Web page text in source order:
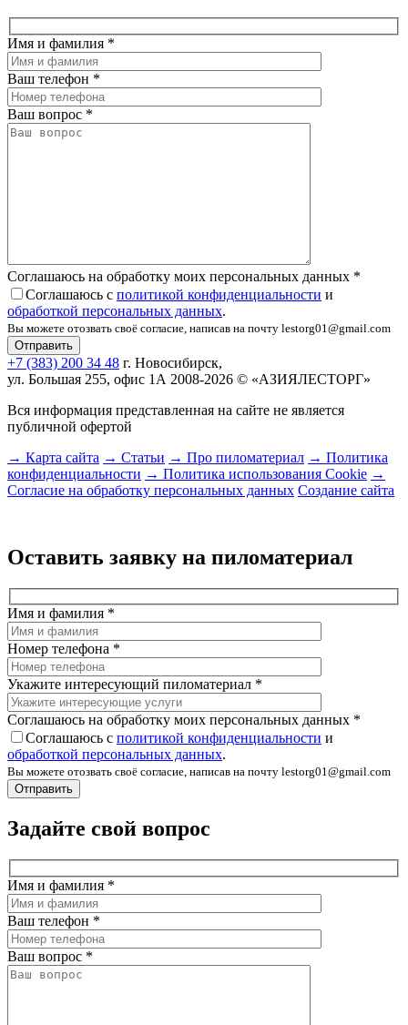
Имя и фамилия *
Ваш телефон *
Ваш вопрос *
Соглашаюсь на обработку моих персональных данных *
Соглашаюсь с политикой конфиденциальности и
обработкой персональных данных.
Вы можете отозвать своё согласие, написав на почту lestorg01@gmail.com
+7 (383) 200 34 48 г. Новосибирск,
ул. Большая 255, офис 1А 2008-2026 © «АЗИЯЛЕСТОРГ»
Вся информация представленная на сайте не является
публичной офертой
→ Карта сайта → Статьи → Про пиломатериал → Политика
конфиденциальности → Политика использования Cookie →
Согласие на обработку персональных данных Создание сайта
Оставить заявку на пиломатериал
Имя и фамилия *
Номер телефона *
Укажите интересующий пиломатериал *
Соглашаюсь на обработку моих персональных данных *
Соглашаюсь с политикой конфиденциальности и
обработкой персональных данных.
Вы можете отозвать своё согласие, написав на почту lestorg01@gmail.com
Задайте свой вопрос
Имя и фамилия *
Ваш телефон *
Ваш вопрос *